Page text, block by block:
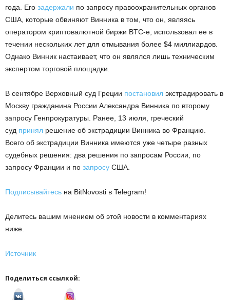
года. Его задержали по запросу правоохранительных органов
США, которые обвиняют Винника в том, что он, являясь
оператором криптовалютной биржи BTC-e, использовал ее в
течении нескольких лет для отмывания более $4 миллиардов.
Однако Винник настаивает, что он являлся лишь техническим
экспертом торговой площадки.
В сентябре Верховный суд Греции постановил экстрадировать в
Москву гражданина России Александра Винника по второму
запросу Генпрокуратуры. Ранее, 13 июля, греческий
суд принял решение об экстрадиции Винника во Францию.
Всего об экстрадиции Винника имеются уже четыре разных
судебных решения: два решения по запросам России, по
запросу Франции и по запросу США.
Подписывайтесь на BitNovosti в Telegram!
Делитесь вашим мнением об этой новости в комментариях
ниже.
Источник
Поделиться ссылкой: